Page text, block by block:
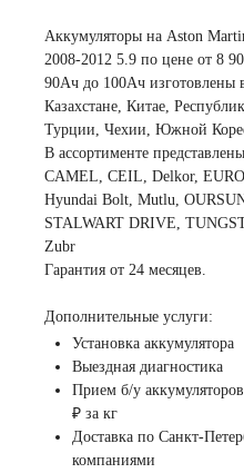
Аккумуляторы на Aston
2008-2012 5.9 по цене от 8
90Ач до 100Ач
Казахстане, Китае,
Турции, Чехии, Южной
В ассортименте
CAMEL, CEIL, Delkor,
Hyundai Bolt, Mutlu,
STALWART DRIVE,
Zubr
Гарантия от 24 месяцев.
Дополнительные услуги:
Установка аккумулятора
Выездная диагностика
Прием б/у
₽ за кг
Доставка по Санкт-
компаниями